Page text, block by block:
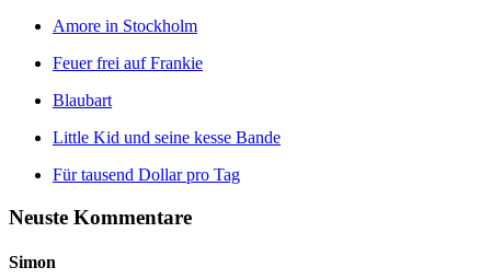
Amore in Stockholm
Feuer frei auf Frankie
Blaubart
Little Kid und seine kesse Bande
Für tausend Dollar pro Tag
Neuste Kommentare
Simon